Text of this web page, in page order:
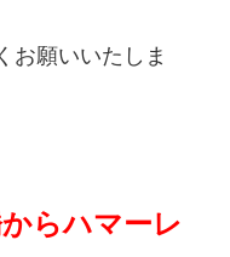
お願いいたしま
らハマーレ